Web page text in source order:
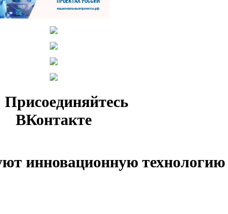
Присоединяйтесь
ВКонтакте
инновационную технологию